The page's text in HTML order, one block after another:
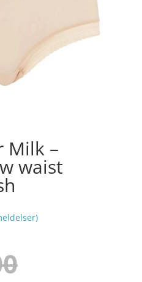
Milk –
waist